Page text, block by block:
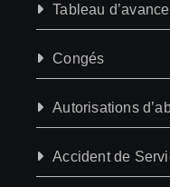
Tableau
Congés
Autorisations
Accident de